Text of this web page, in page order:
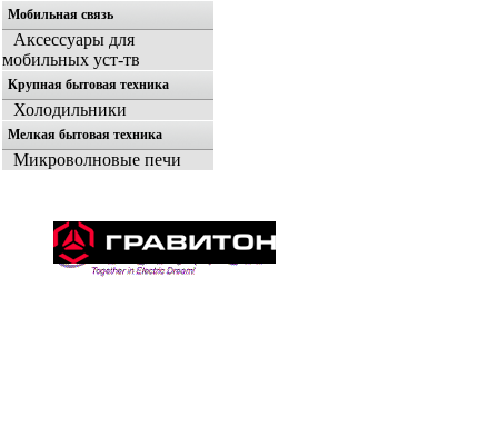
Мобильная связь
Аксессуары для
мобильных уст-тв
Крупная бытовая техника
Холодильники
Мелкая бытовая техника
Микроволновые печи